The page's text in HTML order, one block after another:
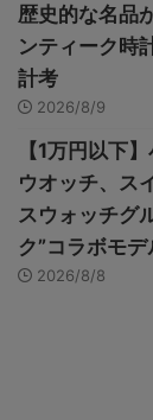
歴史的な名品
ンティーク時
計考
2026/8/9
【1万円以下
ウオッチ、ス
スウォッチグ
ク”コラボモデ
2026/8/8